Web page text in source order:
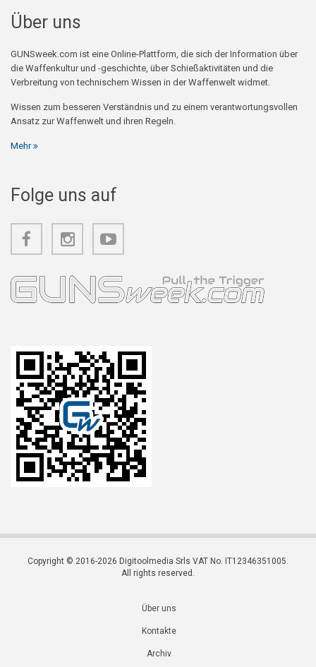
Über uns
GUNSweek.com ist eine Online-Plattform, die sich der Information über
die Waffenkultur und -geschichte, über Schießaktivitäten und die
Verbreitung von technischem Wissen in der Waffenwelt widmet.
Wissen zum besseren Verständnis und zu einem verantwortungsvollen
Ansatz zur Waffenwelt und ihren Regeln.
Mehr
Folge uns auf
Copyright © 2016-2026 Digitoolmedia Srls VAT No. IT12346351005.
All rights reserved.
Über uns
Kontakte
Archiv